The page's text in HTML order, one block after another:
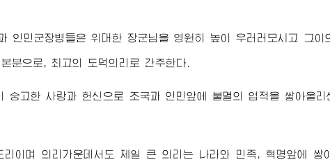
인민군장병들은 위대한 장군님 을 영원히 높이 우러러모시고 그이
분으로, 최고의 도덕의리로 간주한다.
숭고한 사랑과 헌신으로 조국과 인민앞에 불멸의 업적을 쌓아올
이며 의리가운데서도 제일 큰 의리는 나라와 민족, 혁명앞에 쌓